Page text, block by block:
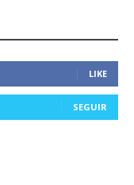
LIKE
SEGUIR